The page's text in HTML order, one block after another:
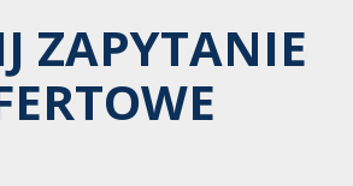
ZAPYTANIE